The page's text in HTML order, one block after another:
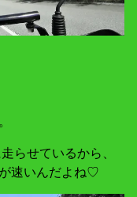
らせているから、
速いんだよね♡